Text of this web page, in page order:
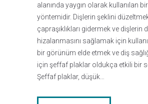
alanında yaygın olarak kullanılan
yöntemidir. Dişlerin şeklini
çapraşıklıkları gidermek ve dişlerin
hizalanmasını sağlamak için
bir görünüm elde etmek ve diş
için şeffaf plaklar oldukça etkili bir
Şeffaf plaklar, düşük…